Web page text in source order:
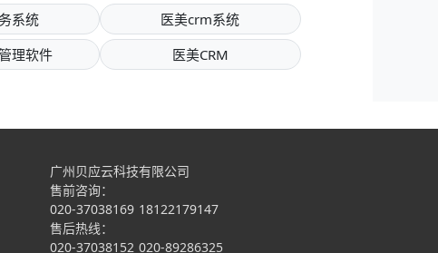
系统
医美crm系统
理软件 医美CRM
广州贝应云科技有限公司
售前咨询：
020-37038169 18122179147
售后热线：
020-37038152 020-89286325